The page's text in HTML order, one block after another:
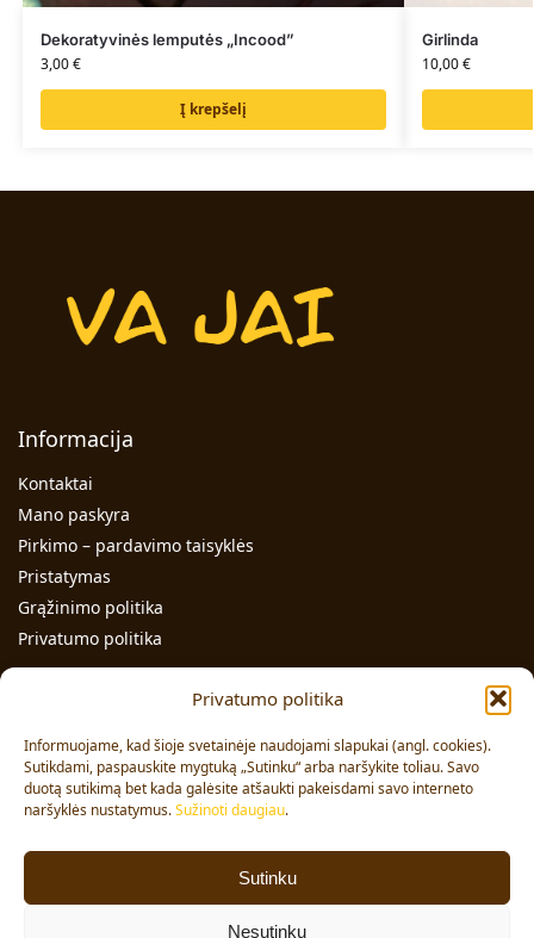
Privatumo politika
Informuojame, kad šioje svetainėje naudojami slapukai (angl. cookies).
Sutikdami, paspauskite mygtuką „Sutinku“ arba naršykite toliau. Savo
duotą sutikimą bet kada galėsite atšaukti pakeisdami savo interneto
naršyklės nustatymus.Sužinoti daugiau.
Sutinku
Nesutinku
Dekoratyvinės lemputės „Incood”
3,00€
Į krepšelį
Girlinda
10,00€
Informacija
Kontaktai
Mano paskyra
Pirkimo – pardavimo taisyklės
Pristatymas
Grąžinimo politika
Privatumo politika
Individualios veiklos pažymos Nr.: 991331
Adresas: Volungės g. 23-18, LT-63176, Alytus
Pardavimai:+370 608 91 653
Užsakymai:+370 678 36 453
Sekite mus